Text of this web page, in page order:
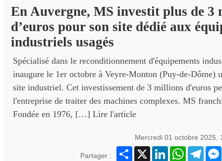
En Auvergne, MS investit plus de 3
d’euros pour son site dédié aux
industriels usagés
Spécialisé dans le reconditionnement d'équipements
inaugure le 1er octobre à Veyre-Monton (Puy-de-Dôme)
site industriel. Cet investissement de 3 millions d'euros
l'entreprise de traiter des machines complexes. MS
Fondée en 1976, […] Lire l'article
Mercredi 01 octobre 2025,
Partager :
Partager
X LinkedInWhatsApp